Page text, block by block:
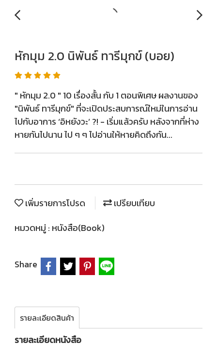
หักมุม 2.0 นิพันธ์ ทารีมุกข์ (บอย)
" หักมุม 2.0 " 10 เรื่องสั้น กับ 1 ตอนพิเศษ ผลงานของ
"นิพันธ์ ทารีมุกข์" ที่จะเปิดประสบการณ์ใหม่ในการอ่าน
ไปกับอาการ ‘อิหยังวะ’ ?! - เริ่มแล้วครับ หลังจากที่ห่าง
หายกันไปนาน ไป ๆ ๆ ไปอ่านให้หายคิดถึงกัน...
เพิ่มรายการโปรด
เปรียบเทียบ
หมวดหมู่ : หนังสือ(Book)
Share
รายละเอียดสินค้า
รายละเอียดหนังสือ